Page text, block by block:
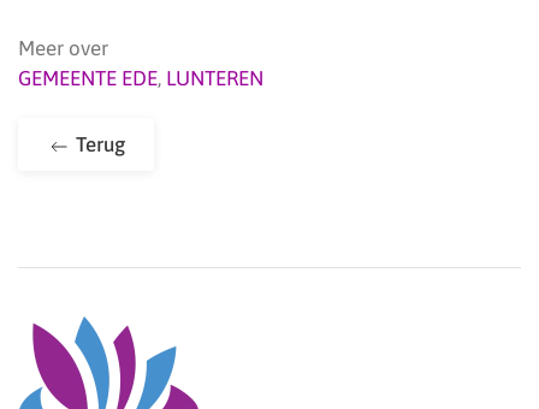
Meer over
GEMEENTE EDE, LUNTEREN
Terug